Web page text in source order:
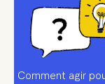
Comment agir